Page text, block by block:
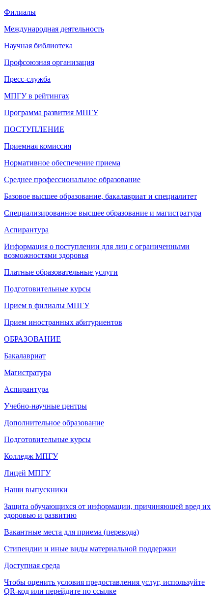
Филиалы
Международная деятельность
Научная библиотека
Профсоюзная организация
Пресс-служба
МПГУ в рейтингах
Программа развития МПГУ
ПОСТУПЛЕНИЕ
Приемная комиссия
Нормативное обеспечение приема
Среднее профессиональное образование
Базовое высшее образование, бакалавриат и специалитет
Специализированное высшее образование и магистратура
Аспирантура
Информация о поступлении для лиц с ограниченными
возможностями здоровья
Платные образовательные услуги
Подготовительные курсы
Прием в филиалы МПГУ
Прием иностранных абитуриентов
ОБРАЗОВАНИЕ
Бакалавриат
Магистратура
Аспирантура
Учебно-научные центры
Дополнительное образование
Подготовительные курсы
Колледж МПГУ
Лицей МПГУ
Наши выпускники
Защита обучающихся от информации, причиняющей вред их
здоровью и развитию
Вакантные места для приема (перевода)
Стипендии и иные виды материальной поддержки
Доступная среда
Чтобы оценить условия предоставления услуг, используйте
QR-код или перейдите по ссылке